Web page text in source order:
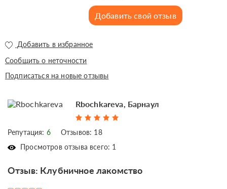
Добавить свой отзыв
Добавить в избранное
Сообщить о неточности
Подписаться на новые отзывы
Rbochkareva, Барнаул
Репутация: 6
Отзывов: 18
Просмотров отзыва всего: 1
Отзыв: Клубничное лакомство